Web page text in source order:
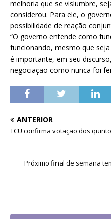
melhoria que se vislumbre,
considerou. Para ele, o
possibilidade de reação
“O governo entende como
funcionando, mesmo que
é importante, em seu
negociação como nunca foi
ANTERIOR
TCU confirma votação dos
Próximo final de semana